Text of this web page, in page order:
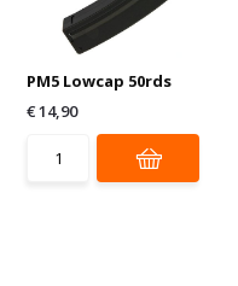
PM5 Lowcap 50rds
€ 14,90